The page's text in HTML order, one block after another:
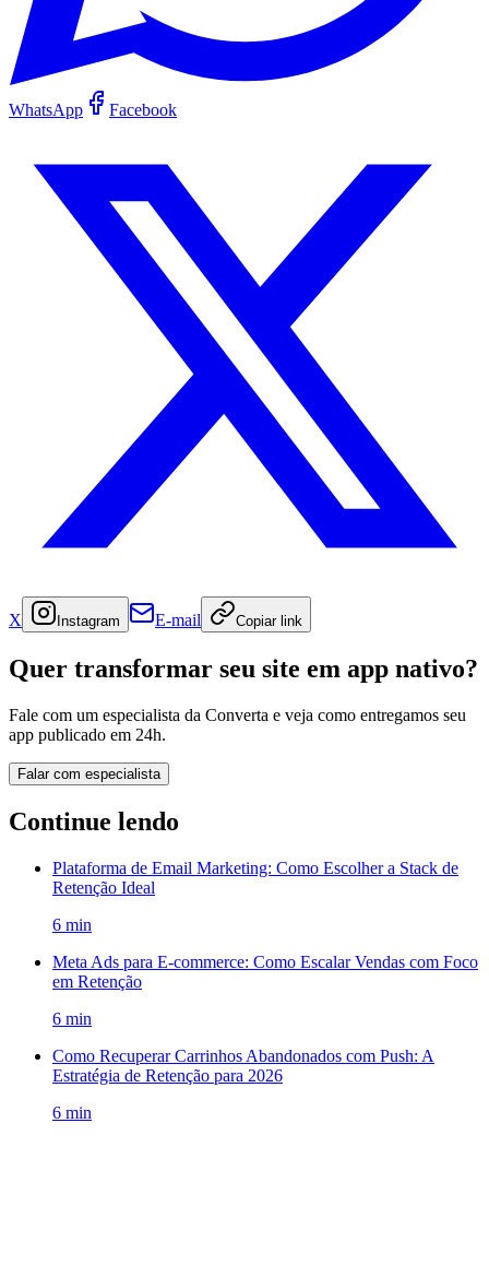
WhatsApp Facebook
X Instagram E-mail Copiar link
Quer transformar seu site em app nativo?
Fale com um especialista da Converta e veja como entregamos seu
app publicado em 24h.
Falar com especialista
Continue lendo
Plataforma de Email Marketing: Como Escolher a Stack de
Retenção Ideal
6 min
Meta Ads para E-commerce: Como Escalar Vendas com Foco
em Retenção
6 min
Como Recuperar Carrinhos Abandonados com Push: A
Estratégia de Retenção para 2026
6 min